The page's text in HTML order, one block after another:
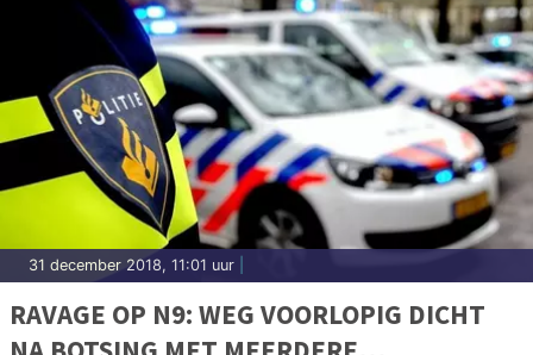
31 december 2018, 11:01 uur
RAVAGE OP N9: WEG VOORLOPIG DICHT